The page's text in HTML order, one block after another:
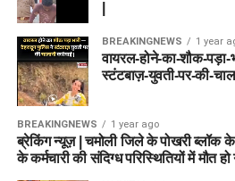
BREAKINGNEWS 1 year
वायरल-होने-का-शौक-
स्टंटबाज़-युवती-पर-की-
BREAKINGNEWS 1 year ago
ब्रेकिंग न्यूज़ | चमोली जिले के पोखरी ब्लॉक के
के कर्मचारी की संदिग्ध परिस्थितियों में मौत हो